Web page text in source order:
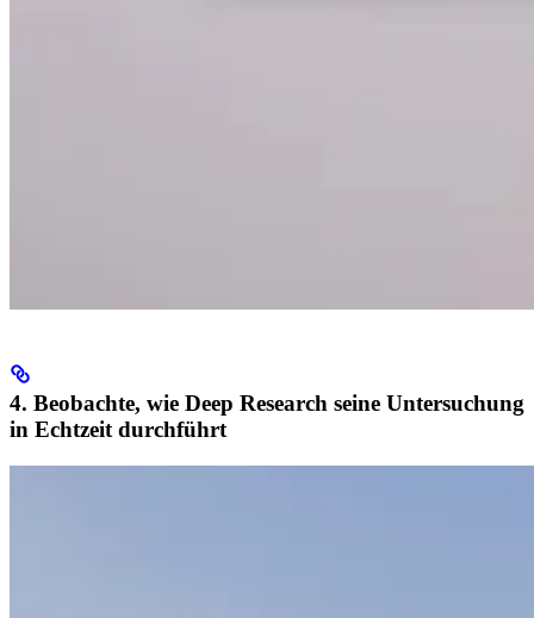
4. Beobachte, wie Deep Research seine Untersuchung
in Echtzeit durchführt